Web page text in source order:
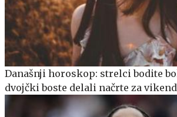
Današnji horoskop: strelci bodite
dvojčki boste delali načrte za vikend